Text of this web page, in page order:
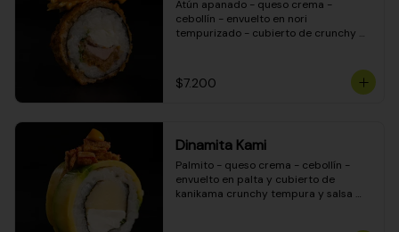
Atún apanado - queso crema -
cebollín - envuelto en nori
tempurizado - cubierto de crunchy
$7.200
Dinamita Kami
Palmito - queso crema - cebollín -
envuelto en palta y cubierto de
kanikama crunchy tempura y salsa